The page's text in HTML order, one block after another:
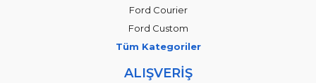
Ford Courier
Ford Custom
Tüm Kategoriler
ALIŞVERİŞ